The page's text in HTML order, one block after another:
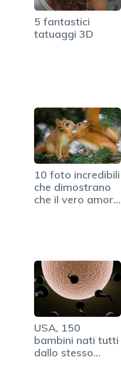
5 fantastici
tatuaggi 3D
10 foto incredibili
che dimostrano
che il vero amore
USA, 150
bambini nati tutti
dallo stesso